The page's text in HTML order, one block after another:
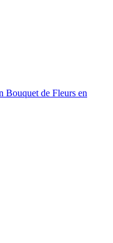
Bouquet de Fleurs en